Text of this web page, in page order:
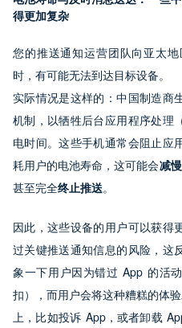
得更加复杂
您的推送通知运营团队向亚太
时，有可能无法到达目标设备。
实际情况是这样的：中国制造商
机制，以牺牲后台应用程序处理
电时间。这些手机通常会阻止应
耗用户的电池寿命，这可能会减
甚至完全终止推送。
因此，这些设备的用户可以获得
过关键推送通知信息的风险，这
象一下用户因为错过 App 的活
扣），而用户会将这种糟糕的体
上，比如投诉 App，或者卸载